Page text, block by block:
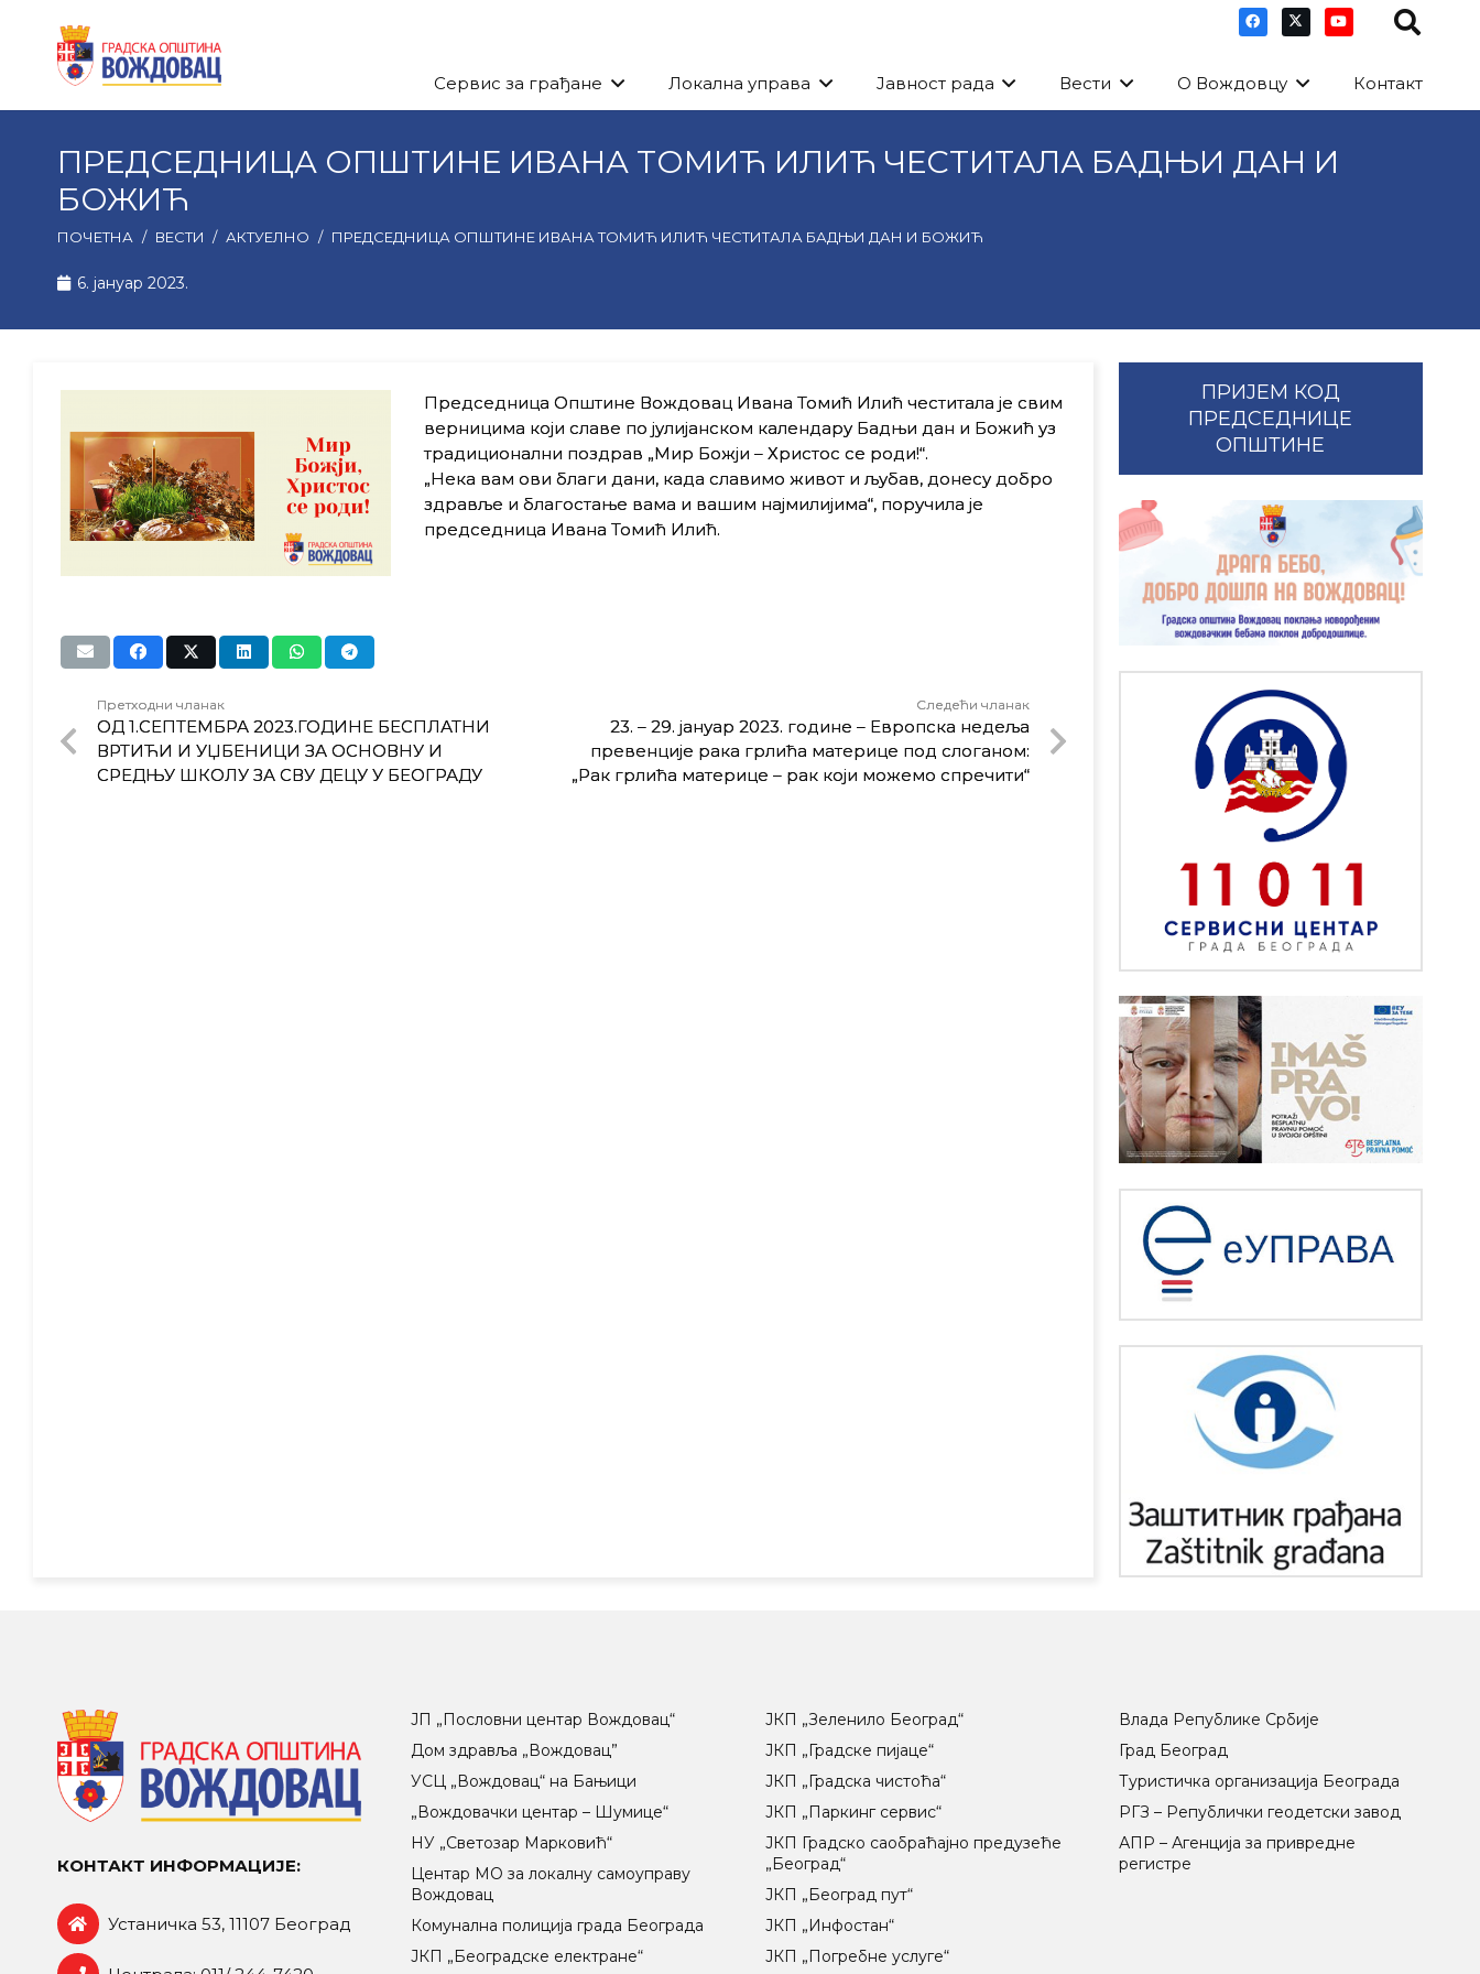
Сервис за грађане Локална управа Јавност рада Вести О Вождовцу Контакт
ПРЕДСЕДНИЦА ОПШТИНЕ ИВАНА ТОМИЋ ИЛИЋ ЧЕСТИТАЛА БАДЊИ ДАН И
БОЖИЋ
ПОЧЕТНА / ВЕСТИ / АКТУЕЛНО / ПРЕДСЕДНИЦА ОПШТИНЕ ИВАНА ТОМИЋ ИЛИЋ ЧЕСТИТАЛА БАДЊИ ДАН И БОЖИЋ
6. јануар 2023.
Председница Општине Вождовац Ивана Томић Илић честитала је свим
верницима који славе по јулијанском календару Бадњи дан и Божић уз
традиционални поздрав „Мир Божји – Христос се роди!“.
„Нека вам ови благи дани, када славимо живот и љубав, донесу добро
здравље и благостање вама и вашим најмилијима“, поручила је
председница Ивана Томић Илић.
Претходни чланак
ОД 1.СЕПТЕМБРА 2023.ГОДИНЕ БЕСПЛАТНИ
ВРТИЋИ И УЏБЕНИЦИ ЗА ОСНОВНУ И
СРЕДЊУ ШКОЛУ ЗА СВУ ДЕЦУ У БЕОГРАДУ
Следећи чланак
23. – 29. јануар 2023. године – Европска недеља
превенције рака грлића материце под слоганом:
„Рак грлића материце – рак који можемо спречити“
ПРИЈЕМ КОД
ПРЕДСЕДНИЦЕ
ОПШТИНЕ
КОНТАКТ ИНФОРМАЦИЈЕ:
Устаничка 53, 11107 Београд
ЈП „Пословни центар Вождовац“
Дом здравља „Вождовац”
УСЦ „Вождовац“ на Бањици
„Вождовачки центар – Шумице“
НУ „Светозар Марковић“
Центар МO за локалну самоуправу
Вождовац
Комунална полиција града Београда
ЈКП „Београдске електране“
ЈКП „Зеленило Београд“
ЈКП „Градске пијаце“
ЈКП „Градска чистоћа“
ЈКП „Паркинг сервис“
ЈКП Градско саобраћајно предузеће
„Београд“
ЈКП „Београд пут“
ЈКП „Инфостан“
ЈКП „Погребне услуге“
Влада Републике Србије
Град Београд
Туристичка организација Београда
РГЗ – Републички геодетски завод
АПР – Агенција за привредне
регистре